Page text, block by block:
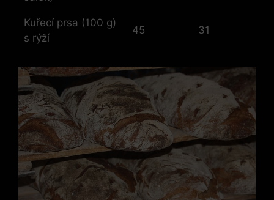
Kuřecí prsa (100 g)
s rýží
45 31